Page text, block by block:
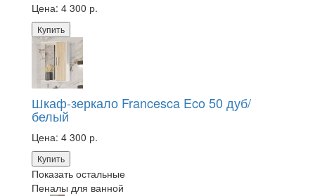
Цена: 4 300 р.
Купить
Шкаф-зеркало Francesca Eco 50 дуб/
белый
Цена: 4 300 р.
Купить
Показать остальные
Пеналы для ванной